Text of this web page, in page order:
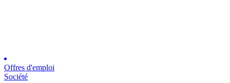
Offres d'emploi
Société